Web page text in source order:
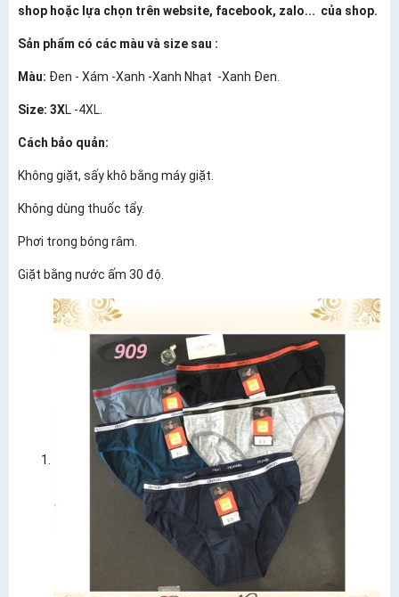
shop hoặc lựa chọn trên website, facebook, zalo... của shop.
Sản phẩm có các màu và size sau :
Màu: Đen - Xám -Xanh -Xanh Nhạt -Xanh Đen.
Size: 3XL -4XL.
Cách bảo quản:
Không giặt, sấy khô bằng máy giặt.
Không dùng thuốc tẩy.
Phơi trong bóng râm.
Giặt bằng nước ấm 30 độ.